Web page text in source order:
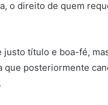
o direito de quem
justo título e boa-fé,
que posteriormente